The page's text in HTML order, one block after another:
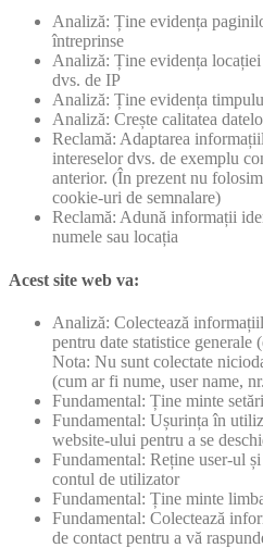
Analiză: Ține evidența
întreprinse
Analiză: Ține evidența
dvs. de IP
Analiză: Ține evidența
Analiză: Crește calitatea
Reclamă: Adaptarea
intereselor dvs. de exemplu
anterior. (În prezent nu
cookie-uri de semnalare)
Reclamă: Adună informații
numele sau locația
Acest site web va:
Analiză: Colectează
pentru date statistice
Nota: Nu sunt colectate
(cum ar fi nume, user name,
Fundamental: Ține minte
Fundamental: Ușurința în
website-ului pentru a se
Fundamental: Reține user-ul
contul de utilizator
Fundamental: Ține minte
Fundamental: Colectează
de contact pentru a vă